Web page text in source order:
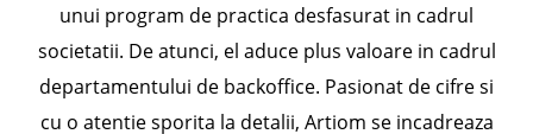
unui program de practica desfasurat in cadrul
societatii. De atunci, el aduce plus valoare in cadrul
departamentului de backoffice. Pasionat de cifre si
cu o atentie sporita la detalii, Artiom se incadreaza